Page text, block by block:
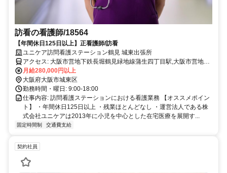
訪看の看護師/18564
【年間休日125日以上】正看護師/訪看
ユニケア訪問看護ステーション鶴見 城東出張所
アクセス: 大阪市営地下鉄長堀鶴見緑地線蒲生四丁目駅,大阪市営地下
鉄今里筋線蒲生四丁目駅
月給280,000円以上
大阪府大阪市城東区
勤務時間・曜日: 9:00‐18:00
仕事内容: 訪問看護ステーションにおける看護業務 【オススメポイン
ト】 ・年間休日125日以上 ・残業ほとんどなし ・運営法人である株
式会社ユニケアは2013年に小児を中心とした在宅医療を展開す...
固定時間制 交通費支給
契約社員